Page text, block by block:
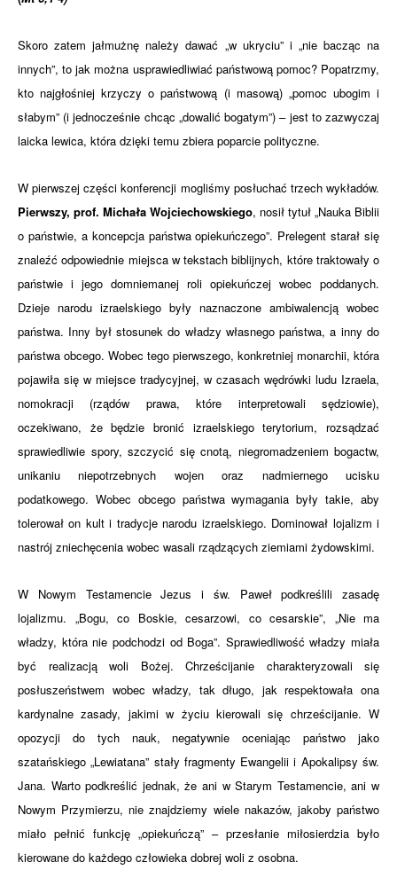
Skoro zatem jałmużnę należy dawać „w ukryciu” i „nie bacząc na
innych”, to jak można usprawiedliwiać państwową pomoc? Popatrzmy,
kto najgłośniej krzyczy o państwową (i masową) „pomoc ubogim i
słabym” (i jednocześnie chcąc „dowalić bogatym”) – jest to zazwyczaj
laicka lewica, która dzięki temu zbiera poparcie polityczne.
W pierwszej części konferencji mogliśmy posłuchać trzech wykładów.
Pierwszy, prof. Michała Wojciechowskiego, nosił tytuł „Nauka Biblii
o państwie, a koncepcja państwa opiekuńczego”. Prelegent starał się
znaleźć odpowiednie miejsca w tekstach biblijnych, które traktowały o
państwie i jego domniemanej roli opiekuńczej wobec poddanych.
Dzieje narodu izraelskiego były naznaczone ambiwalencją wobec
państwa. Inny był stosunek do władzy własnego państwa, a inny do
państwa obcego. Wobec tego pierwszego, konkretniej monarchii, która
pojawiła się w miejsce tradycyjnej, w czasach wędrówki ludu Izraela,
nomokracji (rządów prawa, które interpretowali sędziowie),
oczekiwano, że będzie bronić izraelskiego terytorium, rozsądzać
sprawiedliwie spory, szczycić się cnotą, niegromadzeniem bogactw,
unikaniu niepotrzebnych wojen oraz nadmiernego ucisku
podatkowego. Wobec obcego państwa wymagania były takie, aby
tolerował on kult i tradycje narodu izraelskiego. Dominował lojalizm i
nastrój zniechęcenia wobec wasali rządzących ziemiami żydowskimi.
W Nowym Testamencie Jezus i św. Paweł podkreślili zasadę
lojalizmu. „Bogu, co Boskie, cesarzowi, co cesarskie”, „Nie ma
władzy, która nie podchodzi od Boga”. Sprawiedliwość władzy miała
być realizacją woli Bożej. Chrześcijanie charakteryzowali się
posłuszeństwem wobec władzy, tak długo, jak respektowała ona
kardynalne zasady, jakimi w życiu kierowali się chrześcijanie. W
opozycji do tych nauk, negatywnie oceniając państwo jako
szatańskiego „Lewiatana” stały fragmenty Ewangelii i Apokalipsy św.
Jana. Warto podkreślić jednak, że ani w Starym Testamencie, ani w
Nowym Przymierzu, nie znajdziemy wiele nakazów, jakoby państwo
miało pełnić funkcję „opiekuńczą” – przesłanie miłosierdzia było
kierowane do każdego człowieka dobrej woli z osobna.